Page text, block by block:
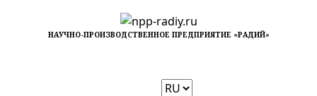
Выбрать
НАУЧНО-ПРОИЗВОДСТВЕННОЕ ПРЕДПРИЯТИЕ «РАДИЙ»